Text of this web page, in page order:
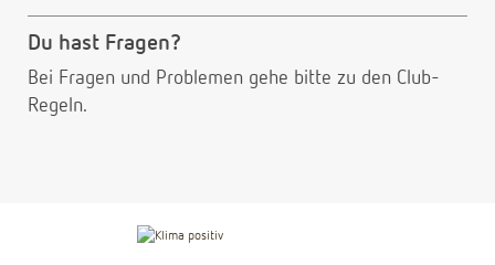
Du hast Fragen?
Bei Fragen und Problemen gehe bitte zu den Club-
Regeln.